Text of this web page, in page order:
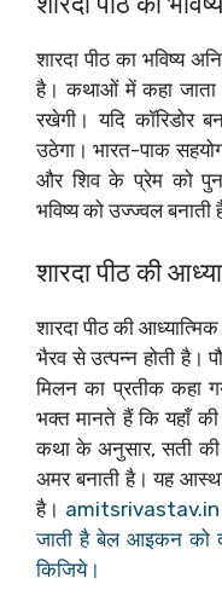
शारदा पीठ का भविष्य
है। कथाओं में कहा जाता
रखेगी। यदि कॉरिडोर
उठेगा। भारत-पाक
और शिव के प्रेम को
भविष्य को उज्ज्वल बनाती
शारदा पीठ की
शारदा पीठ की
भैरव से उत्पन्न होती है।
मिलन का प्रतीक कहा
भक्त मानते हैं कि यहाँ
कथा के अनुसार, सती की
अमर बनाती है। यह
है। amitsrivastav.in
जाती है बेल आइकन को
किजिये।